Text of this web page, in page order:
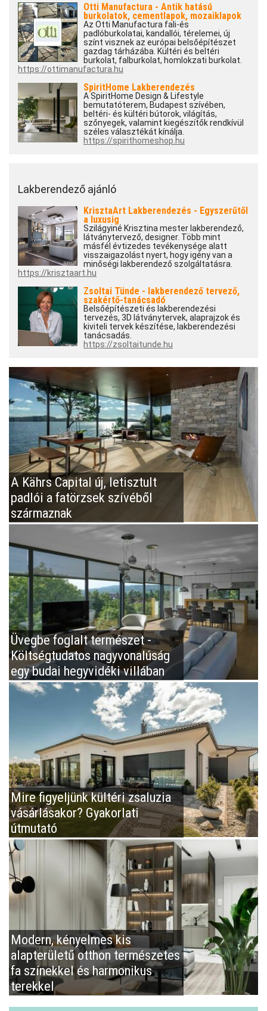
Otti Manufactura - Antik hatású
burkolatok, cementlapok, mozaiklapok
Az Otti Manufactura fali-és
padlóburkolatai, kandallói, térelemei, új
színt visznek az európai belsőépítészet
gazdag tárházába. Kültéri és beltéri
burkolat, falburkolat, homlokzati burkolat.
https://ottimanufactura.hu
SpiritHome Lakberendezés
A SpiritHome Design & Lifestyle
bemutatóterem, Budapest szívében,
beltéri- és kültéri bútorok, világítás,
szőnyegek, valamint kiegészítők rendkívül
széles választékát kínálja.
https://spirithomeshop.hu
Lakberendező ajánló
KrisztaArt Lakberendezés - Egyszerűtől
a luxusig
Szilágyiné Krisztina mester lakberendező,
látványtervező, designer. Több mint
másfél évtizedes tevékenysége alatt
visszaigazolást nyert, hogy igény van a
minőségi lakberendező szolgáltatásra.
https://krisztaart.hu
Zsoltai Tünde - lakberendező tervező,
szakértő-tanácsadó
Belsőépítészeti és lakberendezési
tervezés, 3D látványtervek, alaprajzok és
kiviteli tervek készítése, lakberendezési
tanácsadás.
https://zsoltaitunde.hu
A Kährs Capital új, letisztult
padlói a fatörzsek szívéből
származnak
Üvegbe foglalt természet -
Költségtudatos nagyvonalúság
egy budai hegyvidéki villában
Mire figyeljünk kültéri zsaluzia
vásárlásakor? Gyakorlati
útmutató
Modern, kényelmes kis
alapterületű otthon természetes
fa színekkel és harmonikus
terekkel